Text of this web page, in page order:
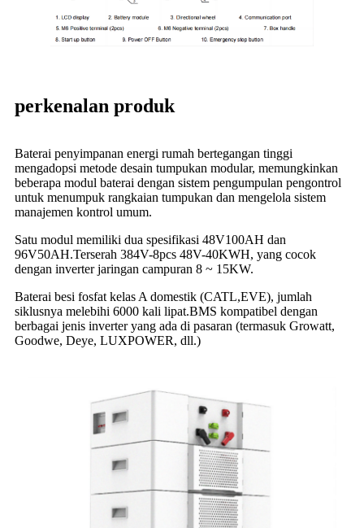
perkenalan produk
Baterai penyimpanan energi rumah bertegangan tinggi
mengadopsi metode desain tumpukan modular, memungkinkan
beberapa modul baterai dengan sistem pengumpulan pengontrol
untuk menumpuk rangkaian tumpukan dan mengelola sistem
manajemen kontrol umum.
Satu modul memiliki dua spesifikasi 48V100AH ​​dan
96V50AH.Terserah 384V-8pcs 48V-40KWH, yang cocok
dengan inverter jaringan campuran 8 ~ 15KW.
Baterai besi fosfat kelas A domestik (CATL,EVE), jumlah
siklusnya melebihi 6000 kali lipat.BMS kompatibel dengan
berbagai jenis inverter yang ada di pasaran (termasuk Growatt,
Goodwe, Deye, LUXPOWER, dll.)